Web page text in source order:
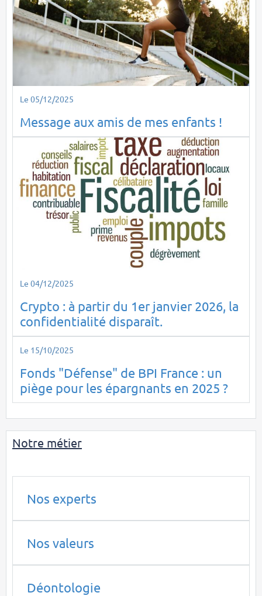
Le 05/12/2025
Message aux amis de mes enfants !
Le 04/12/2025
Crypto : à partir du 1er janvier 2026, la
confidentialité disparaît.
Le 15/10/2025
Fonds "Défense" de BPI France : un
piège pour les épargnants en 2025 ?
Notre métier
Nos experts
Nos valeurs
Déontologie